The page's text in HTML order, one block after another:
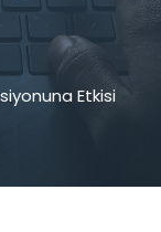
Etkisi